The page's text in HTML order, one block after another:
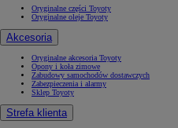
Oryginalne części Toyoty
Oryginalne oleje Toyoty
Akcesoria
Oryginalne akcesoria Toyoty
Opony i koła zimowe
Zabudowy samochodów dostawczych
Zabezpieczenia i alarmy
Sklep Toyoty
Strefa klienta